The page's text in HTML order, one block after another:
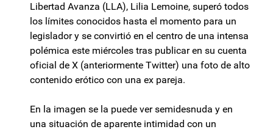
Libertad Avanza (LLA), Lilia Lemoine, superó todos
los límites conocidos hasta el momento para un
legislador y se convirtió en el centro de una intensa
polémica este miércoles tras publicar en su cuenta
oficial de X (anteriormente Twitter) una foto de alto
contenido erótico con una ex pareja.
En la imagen se la puede ver semidesnuda y en
una situación de aparente intimidad con un